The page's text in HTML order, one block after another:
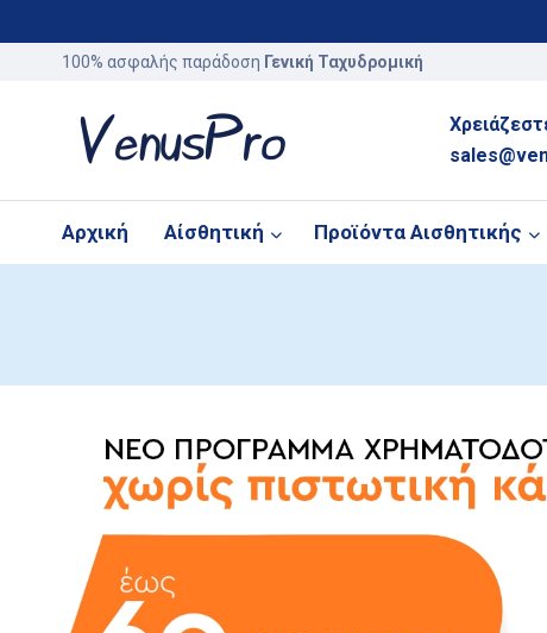
100% ασφαλής παράδοση Γενική Ταχυδρομική
Αρχική Αίσθητική Προϊόντα Αισθητικής